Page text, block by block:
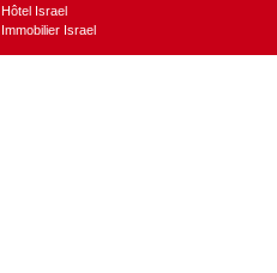
Hôtel Israel
Immobilier Israel